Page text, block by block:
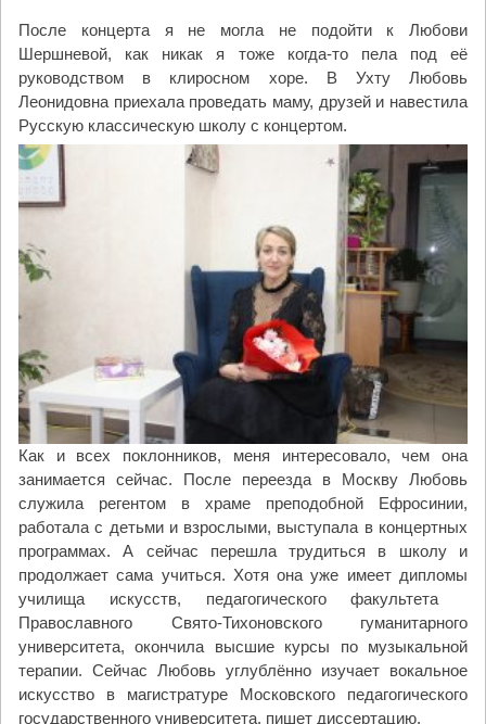
После концерта я не могла не подойти к Любови
Шершневой, как никак я тоже когда-то пела под её
руководством в клиросном хоре. В Ухту Любовь
Леонидовна приехала проведать маму, друзей и навестила
Русскую классическую школу с концертом.
Как и всех поклонников, меня интересовало, чем она
занимается сейчас. После переезда в Москву Любовь
служила регентом в храме преподобной Ефросинии,
работала с детьми и взрослыми, выступала в концертных
программах. А сейчас перешла трудиться в школу и
продолжает сама учиться. Хотя она уже имеет дипломы
училища искусств, педагогического факультета
Православного Свято-Тихоновского гуманитарного
университета, окончила высшие курсы по музыкальной
терапии. Сейчас Любовь углублённо изучает вокальное
искусство в магистратуре Московского педагогического
государственного университета, пишет диссертацию.